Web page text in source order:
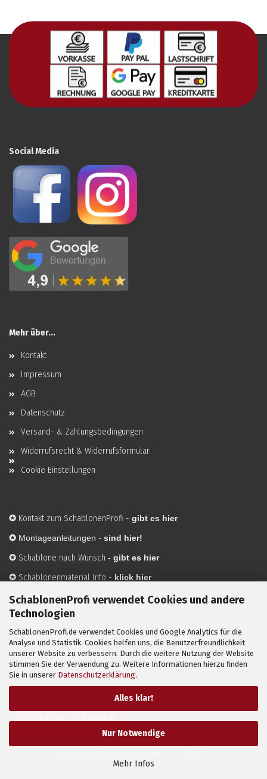
SchablonenProfi verwendet Cookies und andere
Technologien
SchablonenProfi.de verwendet Cookies und Google Analytics für die
Analyse und Statistik. Cookies helfen uns, die Benutzerfreundlichkeit
unserer Website zu verbessern. Durch die weitere Nutzung der Website
stimmen Sie der Verwendung zu. Weitere Informationen hierzu finden
Sie in unserer Datenschutzerklärung.
Alles klar!
Nur Notwendige
Mehr Infos
Social Media
Mehr über...
Kontakt
Impressum
AGB
Datenschutz
Versand- & Zahlungsbedingungen
Widerrufsrecht & Widerrufsformular
Cookie Einstellungen
✪ Kontakt zum SchablonenProfi - gibt es hier
✪ Montageanleitungen - sind hier!
✪ Schablone nach Wunsch - gibt es hier
✪ Schablonenmaterial Info - klick hier
✪Hersteller-hier mehr Infos
Mit ✪ gekennzeichnete Bilder sind KI-generierte
Anwendungsbeispiele zur Visualisierung der Motive.
© SchablonenProfi.de2026